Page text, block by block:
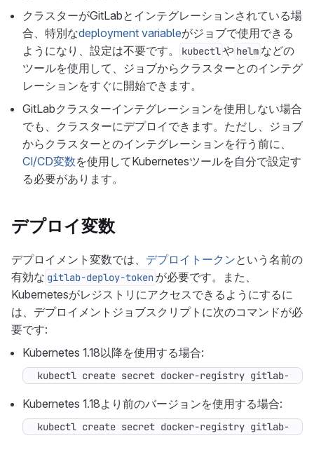
クラスターがGitLabとインテグレーションされている場
合、特別なdeployment variableがジョブで使用できる
ようになり、設定は不要です。
kubectlや helm などの
ツールを使用して、ジョブからクラスターとのインテグ
レーションをすぐに開始できます。
GitLabクラスターインテグレーションを使用しない場合
でも、クラスターにデプロイできます。ただし、ジョブ
からクラスターとのインテグレーションを行う前に、
CI/CD変数を使用してKubernetesツールを自分で設定す
る必要があります。
デプロイ変数
デプロイメント変数では、 デプロイトークンという名前の
有効な gitlab-deploy-token が必要です。また、
Kubernetesがレジストリにアクセスできるようにするに
は、デプロイメントジョブスクリプトに次のコマンドが必
要です:
Kubernetes 1.18以降を使用する場合:
kubectl create secret docker-registry gitlab-
Kubernetes 1.18より前のバージョンを使用する場合:
kubectl create secret docker-registry gitlab-